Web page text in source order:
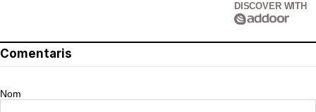
DISCOVER WITH
Comentaris
Nom